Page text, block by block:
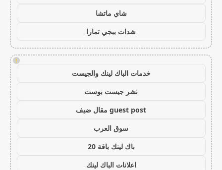
شاي ماتشا
شدات ببجي تمارا
!
خدمات الباك لينك والجيست
نشر جيست بوست
guest post مقال ضيف
سوق العرب
باك لينك باقة 20
اعلانات الباك لينك